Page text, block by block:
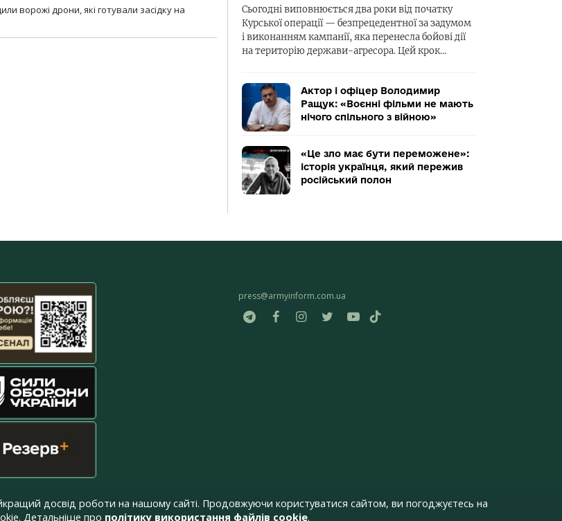
ворожі дрони, які готували засідку на
Сьогодні виповнюється два роки від початку
Курської операції — безпрецедентної за задумом
і виконанням кампанії, яка перенесла бойові дії
на територію держави-агресора. Цей крок…
Актор і офіцер Володимир
Ращук: «Воєнні фільми не мають
нічого спільного з війною»
«Це зло має бути переможене»:
історія українця, який пережив
російський полон
press@armyinform.com.ua
досвід роботи на нашому сайті. Продовжуючи користуватися сайтом, ви погоджуєтесь на
Детальніше про політику використання файлів cookie.